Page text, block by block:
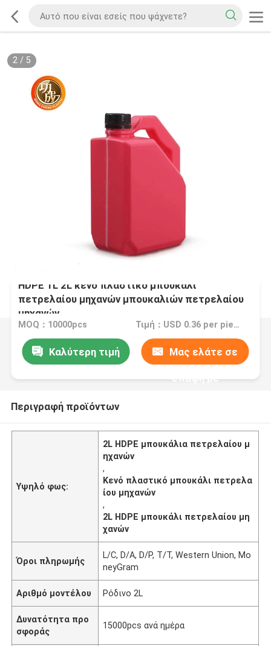
2/ 5
HDPE 1L 2L κενό πλαστικό μπουκάλι
πετρελαίου μηχανών μπουκαλιών πετρελαίου
μηχανών
MOQ：10000pcs Τιμή：USD 0.36 per piece
Καλύτερη τιμή Μας ελάτε σε
επαφή με
Περιγραφή προϊόντων
Υψηλό φως:
2L HDPE μπουκάλια πετρελαίου μ
ηχανών
,
Κενό πλαστικό μπουκάλι πετρελα
ίου μηχανών
,
2L HDPE μπουκάλι πετρελαίου μη
χανών
Όροι πληρωμής
L/C, D/A, D/P, T/T, Western Union, Mo
neyGram
Αριθμό μοντέλου Ρόδινο 2L
Δυνατότητα προ
σφοράς
15000pcs ανά ημέρα